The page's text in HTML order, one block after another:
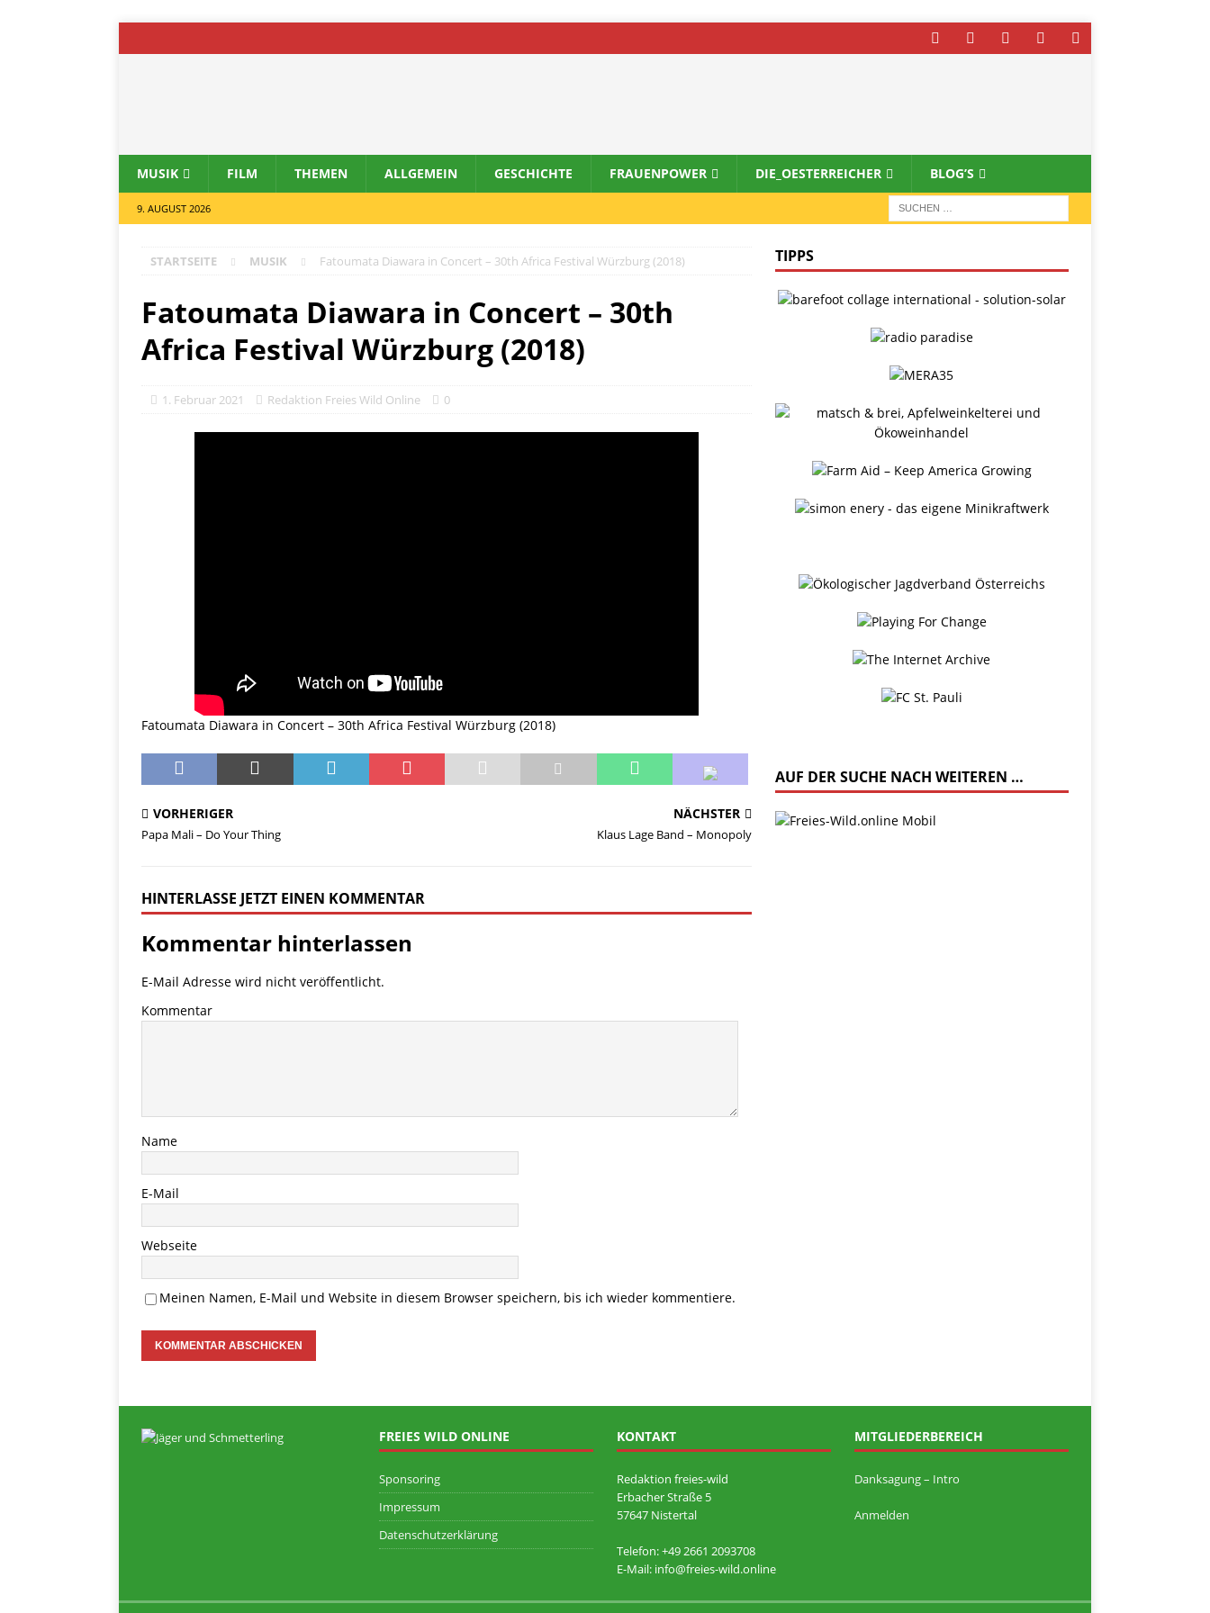
MUSIK FILM THEMEN ALLGEMEIN GESCHICHTE FRAUENPOWER DIE_OESTERREICHER BLOG’S
9. AUGUST 2026
STARTSEITE MUSIK Fatoumata Diawara in Concert – 30th Africa Festival Würzburg (2018)
Fatoumata Diawara in Concert – 30th
Africa Festival Würzburg (2018)
1. Februar 2021 Redaktion Freies Wild Online 0
Fatoumata Diawara in Concert – 30th Africa Festival Würzburg (2018)
VORHERIGER
Papa Mali – Do Your Thing
NÄCHSTER
Klaus Lage Band – Monopoly
HINTERLASSE JETZT EINEN KOMMENTAR
Kommentar hinterlassen
E-Mail Adresse wird nicht veröffentlicht.
Kommentar
Name
E-Mail
Webseite
Meinen Namen, E-Mail und Website in diesem Browser speichern, bis ich wieder kommentiere.
TIPPS
AUF DER SUCHE NACH WEITEREN …
FREIES WILD ONLINE
Sponsoring
Impressum
Datenschutzerklärung
KONTAKT
Redaktion freies-wild
Erbacher Straße 5
57647 Nistertal
Telefon: +49 ‭2661 2093708
E-Mail: info@freies-wild.online
MITGLIEDERBEREICH
Danksagung – Intro
Anmelden